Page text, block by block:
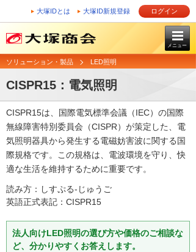
大塚IDとは 大塚ID新規登録 ログイン
メニュー
ソリューション・製品 LED照明
CISPR15：電気照明
CISPR15は、国際電気標準会議（IEC）の国際
無線障害特別委員会（CISPR）が策定した、電
気照明器具から発生する電磁妨害波に関する国
際規格です。この規格は、電波環境を守り、快
適な生活を維持するために重要です。
読み方：しすぷる‐じゅうご
英語正式表記：CISPR15
法人向けLED照明の選び方や価格のご相談な
ど、分かりやすくお答えします。